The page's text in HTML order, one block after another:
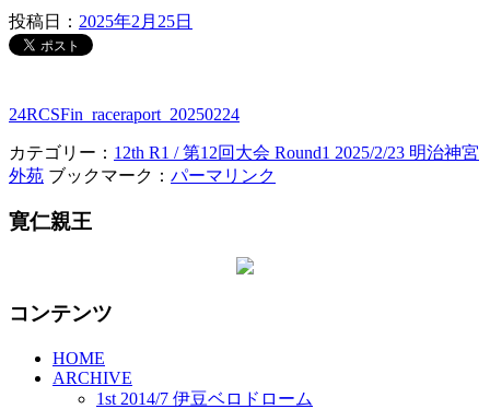
投稿日： 2025年2月25日
24RCSFin_raceraport_20250224
カテゴリー： 12th R1 / 第12回大会 Round1 2025/2/23 明治神宮
外苑 ブックマーク： パーマリンク
寛仁親王
コンテンツ
HOME
ARCHIVE
1st 2014/7 伊豆ベロドローム